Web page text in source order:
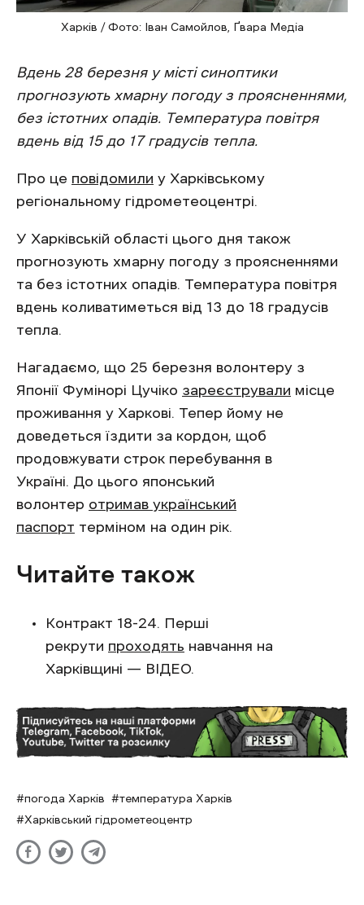
Харків / Фото: Іван Самойлов, Ґвара Медіа
Вдень 28 березня у місті синоптики
прогнозують хмарну погоду з проясненнями,
без істотних опадів. Температура повітря
вдень від 15 до 17 градусів тепла.
Про це повідомили у Харківському
регіональному гідрометеоцентрі.
У Харківській області цього дня також
прогнозують хмарну погоду з проясненнями
та без істотних опадів. Температура повітря
вдень коливатиметься від 13 до 18 градусів
тепла.
Нагадаємо, що 25 березня волонтеру з
Японії Фумінорі Цучіко зареєстрували місце
проживання у Харкові. Тепер йому не
доведеться їздити за кордон, щоб
продовжувати строк перебування в
Україні. До цього японський
волонтер отримав український
паспорт терміном на один рік.
Читайте також
Контракт 18-24. Перші
рекрути проходять навчання на
Харківщині — ВІДЕО.
погода Харків
температура Харків
Харківський гідрометеоцентр